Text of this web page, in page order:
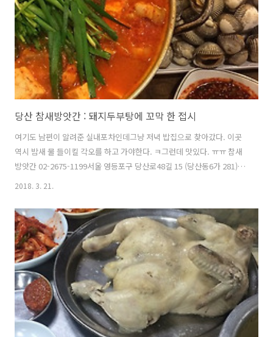
당산 참새방앗간 : 돼지두부탕에 꼬막 한 접시
여기도 남편이 알려준 실내포차인데그냥 저녁 밥집으로 찾아갔다. 이곳
역시 밤새 물 들이킬 각오를 하고 가야한다. ㅋ그런데 맛있다. ㅠㅠ 참새
방앗간 02-2675-1199서울 영등포구 당산로48길 15 (당산동6가 281)당
산역 4번 출구 메뉴와 함께 싸인이 빼곡하게 적혀있다. 개그맨들 싸인이
의 시그니처 메뉴라는 돼지두부탕!돼지와 두부가 푸짐하게 들어간 김치
찌개!김치찌개 전문점 못지 않은 맛이다. 그리고 삶은 꼬막이 한 가득 나
오는데!이것이 바로바로 돼지두부탕 + 꼬막 2인 세트! 원래는 3~4인 세
트에 나온 것이 각각의 가격인데 두 사람이 왔을 경우에는 꼬막 양과 가
격을 낮춰준다.고로 31,000원짜리 저녁 세트를 먹은 것!대신 ..
2018. 3. 21.